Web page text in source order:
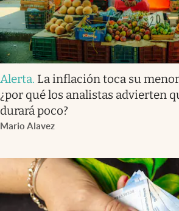
Alerta. La inflación toca su
¿por qué los analistas advierten
durará poco?
Mario Alavez